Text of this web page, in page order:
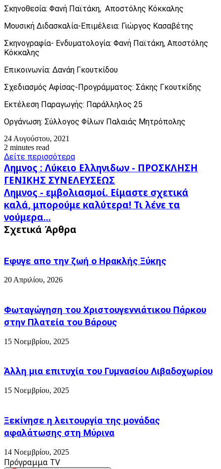
Σκηνοθεσία: Φανή Παϊτάκη, Αποστόλης Κόκκαλης
Μουσική Διδασκαλία-Επιμέλεια: Γιώργος Κασαβέτης
Σκηνογραφία- Ενδυματολογία: Φανή Παϊτάκη, Αποστόλης
Κόκκαλης
Επικοινωνία: Δανάη Γκουτκίδου
Σχεδιασμός Αφίσας-Προγράμματος: Σάκης Γκουτκίδης
Εκτέλεση Παραγωγής: Παράλληλος 25
Οργάνωση: Σύλλογος Φίλων Παλαιάς Μητρόπολης
24 Αυγούστου, 2021
2 minutes read
Δείτε περισσότερα
Λημνος
:
Λύκειο
Ελληνιδων
-
ΠPOΣKΛHΣH
ΓENIKHΣ
ΣΥΝΕΛΕΥΣΕΩΣ
Λημνος : Λύκειο Ελληνιδων - ΠPOΣKΛHΣH
ΓENIKHΣ ΣΥΝΕΛΕΥΣΕΩΣ
Λημνος
-
εμβολιασμοί.
Είμαστε
σχετικά
καλά,
καλύτερα!
Τι
λένε
τα
Λημνος - εμβολιασμοί. Είμαστε σχετικά
καλά, μπορούμε καλύτερα! Τι λένε τα
νούμερα...
Σχετικά Άρθρα
Εφυγε απο την ζωή o Ηρακλής Ξύκης
20 Απριλίου, 2026
Φωταγώγηση του Χριστουγεννιάτικου Πάρκου
στην Πλατεία του Βάρους
15 Νοεμβρίου, 2025
Άλλη μια επιτυχία του Γυμνασίου Λιβαδοχωρίου
15 Νοεμβρίου, 2025
Ξεκίνησε η λειτουργία της μονάδας
αφαλάτωσης στη Μύρινα
14 Νοεμβρίου, 2025
Πρόγραμμα TV